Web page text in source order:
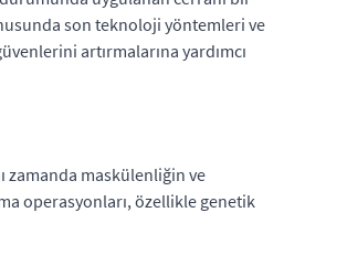
son teknoloji yöntemleri ve
artırmalarına yardımcı
zamanda maskülenliğin ve
operasyonları, özellikle genetik